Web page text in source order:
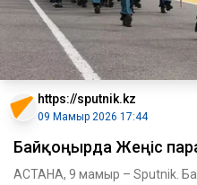
https://sputnik.kz
09 Мамыр 2026 17:44
Байқоңырда Жеңіс
АСТАНА, 9 мамыр – Sputnik.